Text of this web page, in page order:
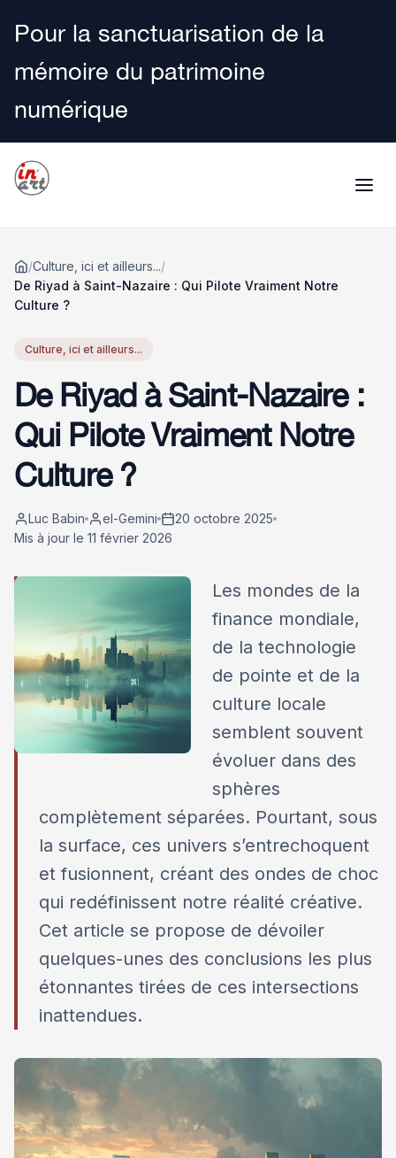
Pour la sanctuarisation de la
mémoire du patrimoine
numérique
Accueil
/Culture, ici et ailleurs.../
De Riyad à Saint-Nazaire : Qui Pilote Vraiment Notre
Culture ?
Culture, ici et ailleurs...
De Riyad à Saint-Nazaire :
Qui Pilote Vraiment Notre
Culture ?
Luc Babin el-Gemini
20 octobre 2025
Mis à jour le 11 février 2026
Les mondes de la
finance mondiale,
de la technologie
de pointe et de la
culture locale
semblent souvent
évoluer dans des
sphères
complètement séparées. Pourtant, sous
la surface, ces univers s’entrechoquent
et fusionnent, créant des ondes de choc
qui redéfinissent notre réalité créative.
Cet article se propose de dévoiler
quelques-unes des conclusions les plus
étonnantes tirées de ces intersections
inattendues.